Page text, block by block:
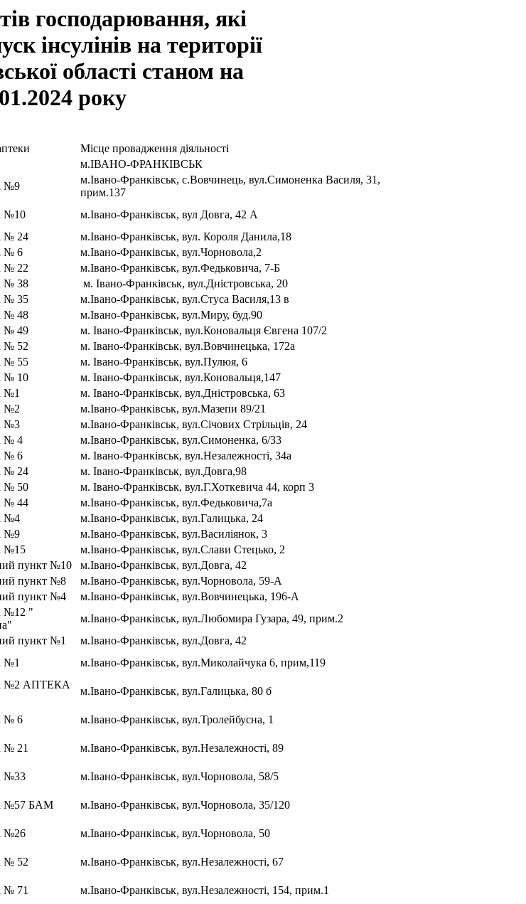
господарювання, які
інсулінів на території
області станом на
року
Місце провадження діяльності
м.ІВАНО-ФРАНКІВСЬК
№9
м.Івано-Франківськ, с.Вовчинець, вул.Симоненка Василя, 31,
прим.137
№10
м.Івано-Франківськ, вул Довга, 42 А
№ 24
м.Івано-Франківськ, вул. Короля Данила,18
№ 6
м.Івано-Франківськ, вул.Чорновола,2
№ 22
м.Івано-Франківськ, вул.Федьковича, 7-Б
№ 38
м. Івано-Франківськ, вул.Дністровська, 20
№ 35
м.Івано-Франківськ, вул.Стуса Василя,13 в
№ 48
м.Івано-Франківськ, вул.Миру, буд.90
№ 49
м. Івано-Франківськ, вул.Коновальця Євгена 107/2
№ 52
м. Івано-Франківськ, вул.Вовчинецька, 172а
№ 55
м. Івано-Франківськ, вул.Пулюя, 6
№ 10
м. Івано-Франківськ, вул.Коновальця,147
№1
м. Івано-Франківськ, вул.Дністровська, 63
№2
м.Івано-Франківськ, вул.Мазепи 89/21
№3
м.Івано-Франківськ, вул.Січових Стрільців, 24
№ 4
м.Івано-Франківськ, вул.Симоненка, 6/33
№ 6
м. Івано-Франківськ, вул.Незалежності, 34а
№ 24
м. Івано-Франківськ, вул.Довга,98
№ 50
м. Івано-Франківськ, вул.Г.Хоткевича 44, корп 3
№ 44
м.Івано-Франківськ, вул.Федьковича,7а
№4
м.Івано-Франківськ, вул.Галицька, 24
№9
м.Івано-Франківськ, вул.Василіянок, 3
№15
м.Івано-Франківськ, вул.Слави Стецько, 2
пункт №10
м.Івано-Франківськ, вул.Довга, 42
пункт №8
м.Івано-Франківськ, вул.Чорновола, 59-А
пункт №4
м.Івано-Франківськ, вул.Вовчинецька, 196-А
№12 "
м.Івано-Франківськ, вул.Любомира Гузара, 49, прим.2
пункт №1
м.Івано-Франківськ, вул.Довга, 42
№1
м.Івано-Франківськ, вул.Миколайчука 6, прим,119
№2 АПТЕКА
м.Івано-Франківськ, вул.Галицька, 80 б
№ 6
м.Івано-Франківськ, вул.Тролейбусна, 1
№ 21
м.Івано-Франківськ, вул.Незалежності, 89
№33
м.Івано-Франківськ, вул.Чорновола, 58/5
№57 БАМ
м.Івано-Франківськ, вул.Чорновола, 35/120
№26
м.Івано-Франківськ, вул.Чорновола, 50
№ 52
м.Івано-Франківськ, вул.Незалежності, 67
№ 71
м.Івано-Франківськ, вул.Незалежності, 154, прим.1